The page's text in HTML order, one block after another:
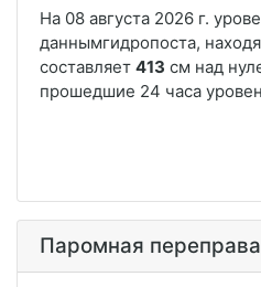
Паромная переправа